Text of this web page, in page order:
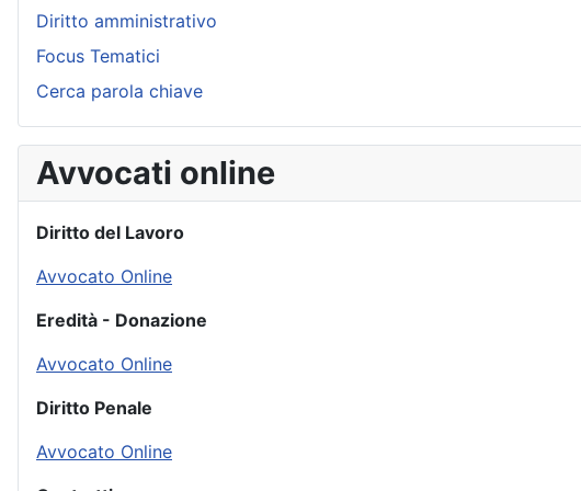
Diritto amministrativo
Focus Tematici
Cerca parola chiave
Avvocati online
Diritto del Lavoro
Avvocato Online
Eredità - Donazione
Avvocato Online
Diritto Penale
Avvocato Online